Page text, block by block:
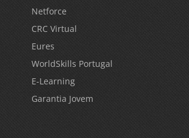
Netforce
CRC Virtual
Eures
WorldSkills Portugal
E-Learning
Garantia Jovem